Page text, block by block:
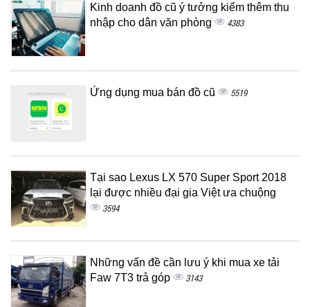
Kinh doanh đồ cũ ý tưởng kiểm thêm thu
nhập cho dân văn phòng
4383
Ứng dụng mua bán đồ cũ 5519
Tại sao Lexus LX 570 Super Sport 2018
lại được nhiều đại gia Việt ưa chuộng
3594
Những vấn đề cần lưu ý khi mua xe tải
Faw 7T3 trả góp
3143